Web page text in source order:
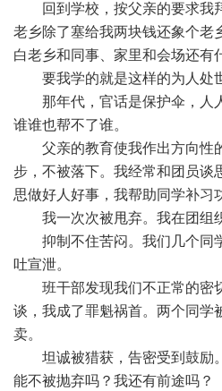
回到学校，按父亲的要求我
老乡除了塞给我两块钱还象个老
白老乡和同事、家里和会场还有
要我学的就是这样的为人处
那年代，官话是保护伞，人
谁谁也帮不了谁。
父亲的教育使我作出方向性
步，不被落下。我经常和团员谈
思做好人好事，我帮助同学补习
我一次次被甩弃。我在团组织
抑制不住苦闷。我们几个同
吐宣泄。
班干部发现我们不正常的密
谈，我成了罪魁祸首。两个同学
卖。
坦诚被猎获，告密受到鼓励
能不被抛弃吗？我还有前途吗